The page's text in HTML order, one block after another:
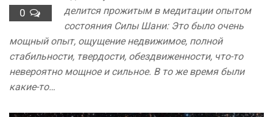
0
делится прожитым в медитации опытом
состояния Силы Шани: Это было очень
мощный опыт, ощущение недвижимое, полной
стабильности, твердости, обездвиженности, что-то
невероятно мощное и сильное. В то же время были
какие-то…